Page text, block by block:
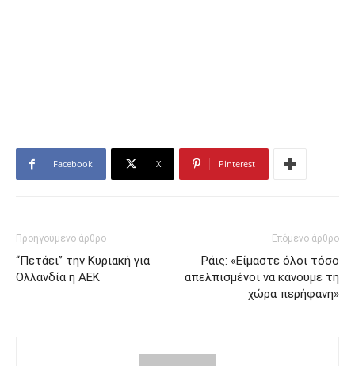
Facebook X Pinterest
Προηγούμενο άρθρο
“Πετάει” την Κυριακή για
Ολλανδία η ΑΕΚ
Επόμενο άρθρο
Ράις: «Είμαστε όλοι τόσο
απελπισμένοι να κάνουμε τη
χώρα περήφανη»